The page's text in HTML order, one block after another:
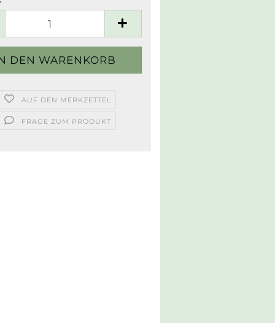
AUF DEN MERKZETTEL
FRAGE ZUM PRODUKT